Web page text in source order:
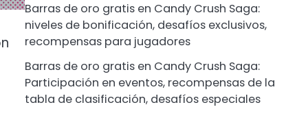
Barras de oro gratis en Candy Crush Saga:
niveles de bonificación, desafíos exclusivos,
recompensas para jugadores
Barras de oro gratis en Candy Crush Saga:
Participación en eventos, recompensas de la
tabla de clasificación, desafíos especiales